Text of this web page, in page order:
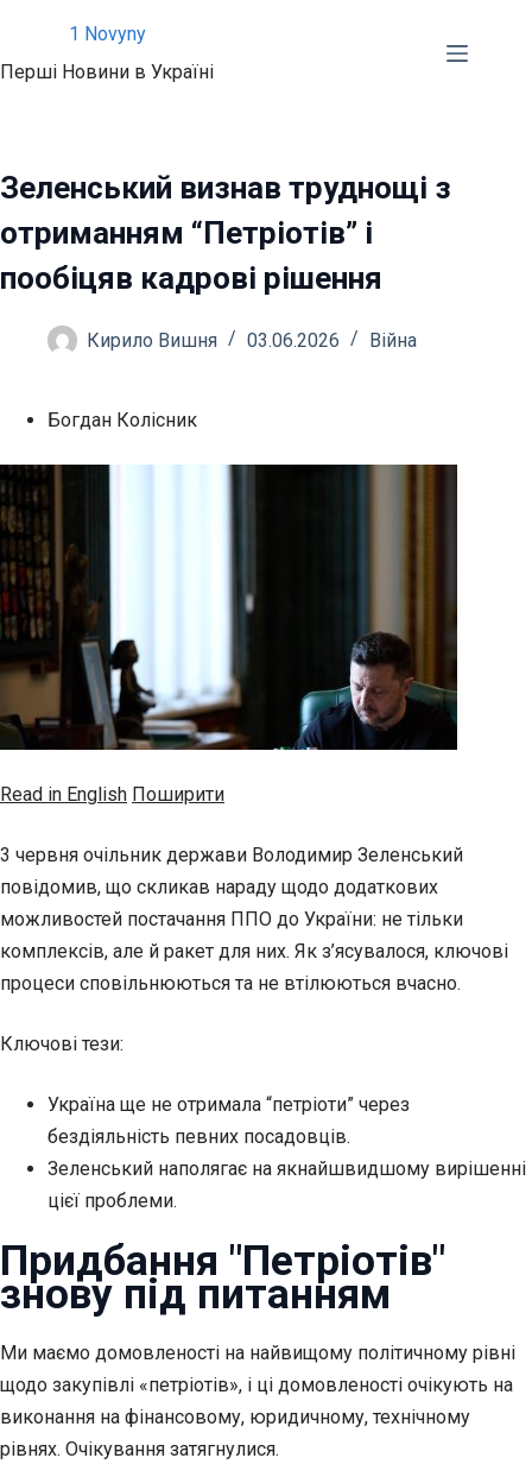
вмісту
1 Novyny
Перші Новини в Україні
Зеленський визнав труднощі з
отриманням “Петріотів” і
пообіцяв кадрові рішення
Кирило Вишня 03.06.2026 Війна
Богдан Колісник
Read in English Поширити
3 червня очільник держави Володимир Зеленський
повідомив, що скликав нараду щодо додаткових
можливостей постачання ППО до України: не тільки
комплексів, але й ракет для них. Як з’ясувалося, ключові
процеси сповільнюються та не втілюються вчасно.
Ключові тези:
Україна ще не отримала “петріоти” через
бездіяльність певних посадовців.
Зеленський наполягає на якнайшвидшому вирішенні
цієї проблеми.
Придбання "Петріотів"
знову під питанням
Ми маємо домовленості на найвищому політичному рівні
щодо закупівлі «петріотів», і ці домовленості очікують на
виконання на фінансовому, юридичному, технічному
рівнях. Очікування затягнулися.